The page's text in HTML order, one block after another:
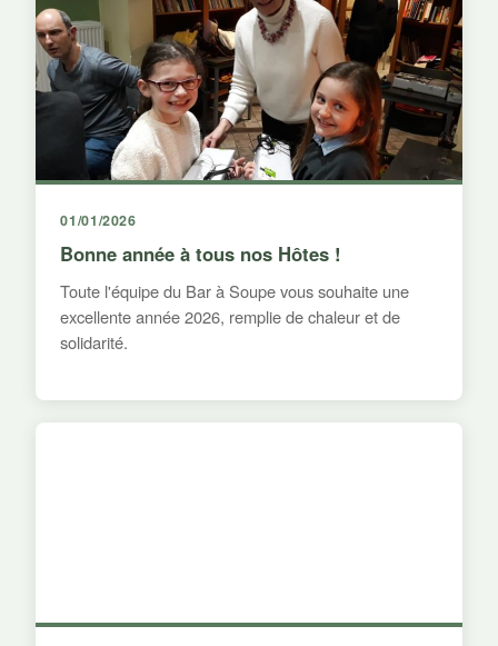
01/01/2026
Bonne année à tous nos Hôtes !
Toute l'équipe du Bar à Soupe vous souhaite une
excellente année 2026, remplie de chaleur et de
solidarité.